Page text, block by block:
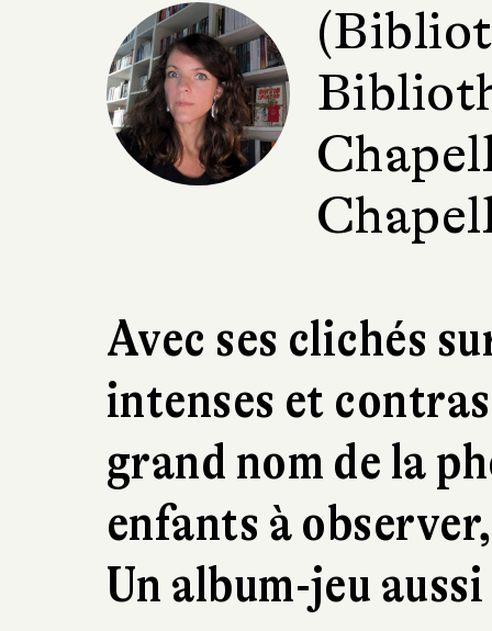
Avec ses clichés
intenses et
grand nom de la
enfants à
Un album-jeu